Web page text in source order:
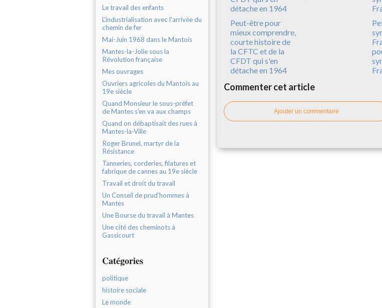
Le travail des enfants
L'industrialisation avec l'arrivée du
chemin de fer
Mai-Juin 1968 dans le Mantois
Mantes-la-Jolie sous la
Révolution française
Mes ouvrages
Ouvriers agricoles du Mantois au
19e siècle
Quand Monsieur le sous-préfet
de Mantes s'en va aux champs
Quand on débaptisait des rues à
Mantes-la-Ville
Roger Brunel, martyr de la
Résistance
Tanneries, corderies, filatures et
fabrique de cannes au 19e siècle
Travail et droit du travail
Un Conseil de prud'hommes à
Mantes
Une Bourse du travail à Mantes
Une cité des cheminots à
Gassicourt
Catégories
politique
histoire sociale
Le monde
Peut-être pour
mieux comprendre,
courte histoire de
la CFTC et de la
CFDT qui s'en
détache en 1964
Commenter cet article
Ajouter un commentaire